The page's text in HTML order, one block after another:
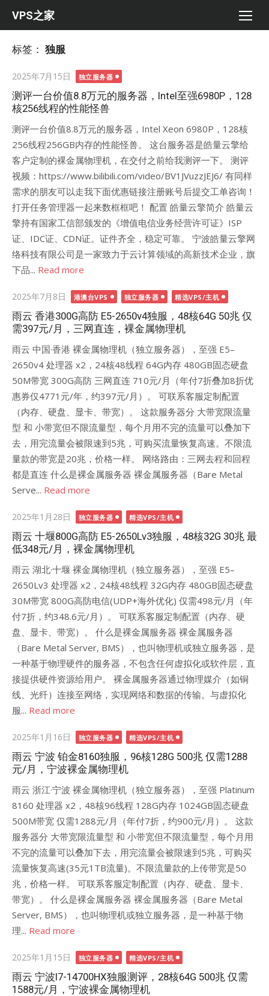
VPS之家
标签： 独服
Posted
on
2025年7月15日 独立服务器
测评一台价值8.8万元的服务器，Intel至强6980P，128
核256线程的性能怪兽
测评一台价值8.8万元的服务器，Intel Xeon 6980P，128核
256线程256GB内存的性能怪兽。 这台服务器是皓量云擎给
客户定制的裸金属物理机，在交付之前给我测评一下。 测评
视频：https://www.bilibili.com/video/BV1JVuzzJEJ6/ 有同样
需求的朋友可以走我下面优惠链接注册账号后提交工单咨询！
打开任务管理器一起来数框框吧！ 配置 皓量云擎简介 皓量云
擎持有国家工信部颁发的《增值电信业务经营许可证》ISP
证、IDC证、CDN证。证件齐全，稳定可靠。 宁波皓量云擎网
络科技有限公司是一家致力于云计算领域的高新技术企业，旗
下品... Read more
Posted
on
2025年7月8日 港澳台VPS 独立服务器 精选VPS/主机
雨云 香港300G高防 E5-2650v4独服，48核64G 50兆 仅
需397元/月，三网直连，裸金属物理机
雨云 中国·香港 裸金属物理机（独立服务器），至强 E5–
2650v4 处理器 x2，24核48线程 64G内存 480GB固态硬盘
50M带宽 300G高防 三网直连 710元/月（年付7折叠加8折优
惠券仅4771元/年，约397元/月）。 可联系客服定制配置
（内存、硬盘、显卡、带宽）。 这款服务器分 大带宽限流量
型 和 小带宽但不限流量型，每个月用不完的流量可以叠加下
去，用完流量会被限速到5兆，可购买流量恢复高速。不限流
量款的带宽是20兆，价格一样。 网络路由：三网去程和回程
都是直连 什么是裸金属服务器 ‌‌裸金属服务器（Bare Metal
Serve... Read more
Posted
on
2025年1月28日 独立服务器 精选VPS/主机
雨云 十堰800G高防 E5-2650Lv3独服，48核32G 30兆 最
低348元/月，裸金属物理机
雨云 湖北·十堰 裸金属物理机（独立服务器），至强 E5–
2650Lv3 处理器 x2，24核48线程 32G内存 480GB固态硬盘
30M带宽 800G高防电信(UDP+海外优化) 仅需498元/月（年
付7折，约348.6元/月）。 可联系客服定制配置（内存、硬
盘、显卡、带宽）。 什么是裸金属服务器 ‌‌裸金属服务器
（Bare Metal Server, ‌BMS），也叫物理机或独立服务器，是
一种基于物理硬件的服务器，不包含任何虚拟化或软件层，直
接提供硬件资源给用户。‌ 裸金属服务器通过物理媒介（如铜
线、光纤）连接至网络，实现网络和数据的传输。与虚拟化
服... Read more
Posted
on
2025年1月16日 独立服务器 精选VPS/主机
雨云 宁波 铂金8160独服，96核128G 500兆 仅需1288
元/月，宁波裸金属物理机
雨云 浙江·宁波 裸金属物理机（独立服务器），至强 Platinum
8160 处理器 x2，48核96线程 128G内存 1024GB固态硬盘
500M带宽 仅需1288元/月（年付7折，约900元/月）。 这款
服务器分 大带宽限流量型 和 小带宽但不限流量型，每个月用
不完的流量可以叠加下去，用完流量会被限速到5兆，可购买
流量恢复高速(35元1TB流量)。不限流量款的上传带宽是50
兆，价格一样。 可联系客服定制配置（内存、硬盘、显卡、
带宽）。 什么是裸金属服务器 ‌‌裸金属服务器（Bare Metal
Server, ‌BMS），也叫物理机或独立服务器，是一种基于物
理... Read more
Posted
on
2025年1月15日 独立服务器 精选VPS/主机
雨云 宁波I7-14700HX独服测评，28核64G 500兆 仅需
1588元/月，宁波裸金属物理机